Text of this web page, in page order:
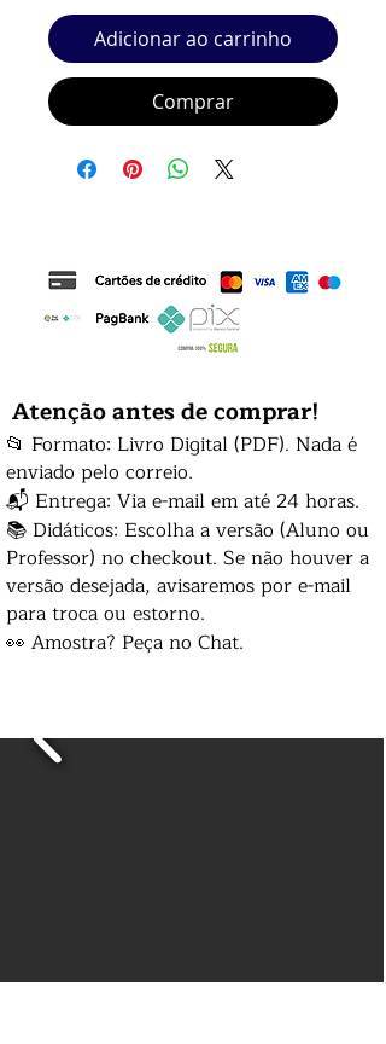
Adicionar ao carrinho
Comprar
Atenção antes de comprar!
📂 Formato: Livro Digital (PDF). Nada é
enviado pelo correio.
📬 Entrega: Via e-mail em até 24 horas.
📚 Didáticos: Escolha a versão (Aluno ou
Professor) no checkout. Se não houver a
versão desejada, avisaremos por e-mail
para troca ou estorno.
👀 Amostra? Peça no Chat.